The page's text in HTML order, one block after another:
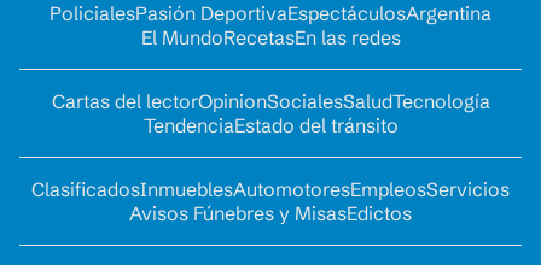
PolicialesPasión DeportivaEspectáculosArgentina
El MundoRecetasEn las redes
Cartas del lectorOpinionSocialesSaludTecnología
TendenciaEstado del tránsito
ClasificadosInmueblesAutomotoresEmpleosServicios
Avisos Fúnebres y MisasEdictos